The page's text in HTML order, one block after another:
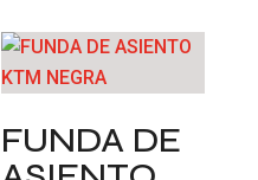
FUNDA DE